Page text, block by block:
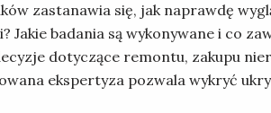
zastanawia się, jak naprawdę
badania są wykonywane i co
dotyczące remontu, zakupu
ekspertyza pozwala wykryć